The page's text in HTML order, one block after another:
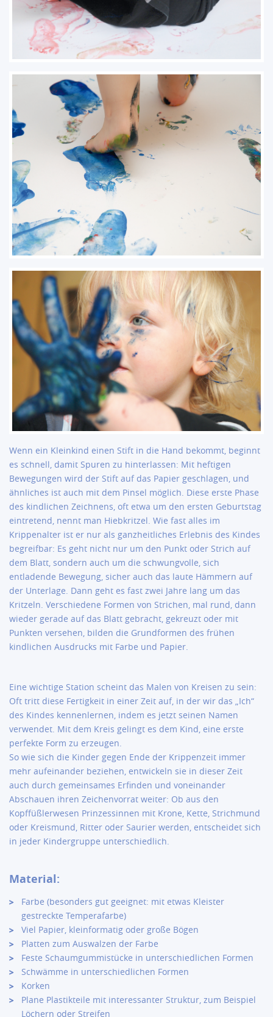
Wenn ein Kleinkind einen Stift in die Hand bekommt, beginnt
es schnell, damit Spuren zu hinterlassen: Mit heftigen
Bewegungen wird der Stift auf das Papier geschlagen, und
ähnliches ist auch mit dem Pinsel möglich. Diese erste Phase
des kindlichen Zeichnens, oft etwa um den ersten Geburtstag
eintretend, nennt man Hiebkritzel. Wie fast alles im
Krippenalter ist er nur als ganzheitliches Erlebnis des Kindes
begreifbar: Es geht nicht nur um den Punkt oder Strich auf
dem Blatt, sondern auch um die schwungvolle, sich
entladende Bewegung, sicher auch das laute Hämmern auf
der Unterlage. Dann geht es fast zwei Jahre lang um das
Kritzeln. Verschiedene Formen von Strichen, mal rund, dann
wieder gerade auf das Blatt gebracht, gekreuzt oder mit
Punkten versehen, bilden die Grundformen des frühen
kindlichen Ausdrucks mit Farbe und Papier.
Eine wichtige Station scheint das Malen von Kreisen zu sein:
Oft tritt diese Fertigkeit in einer Zeit auf, in der wir das „Ich“
des Kindes kennenlernen, indem es jetzt seinen Namen
verwendet. Mit dem Kreis gelingt es dem Kind, eine erste
perfekte Form zu erzeugen.
So wie sich die Kinder gegen Ende der Krippenzeit immer
mehr aufeinander beziehen, entwickeln sie in dieser Zeit
auch durch gemeinsames Erfinden und voneinander
Abschauen ihren Zeichenvorrat weiter: Ob aus den
Kopffüßlerwesen Prinzessinnen mit Krone, Kette, Strichmund
oder Kreismund, Ritter oder Saurier werden, entscheidet sich
in jeder Kindergruppe unterschiedlich.
Material:
Farbe (besonders gut geeignet: mit etwas Kleister
gestreckte Temperafarbe)
Viel Papier, kleinformatig oder große Bögen
Platten zum Auswalzen der Farbe
Feste Schaumgummistücke in unterschiedlichen Formen
Schwämme in unterschiedlichen Formen
Korken
Plane Plastikteile mit interessanter Struktur, zum Beispiel
Löchern oder Streifen